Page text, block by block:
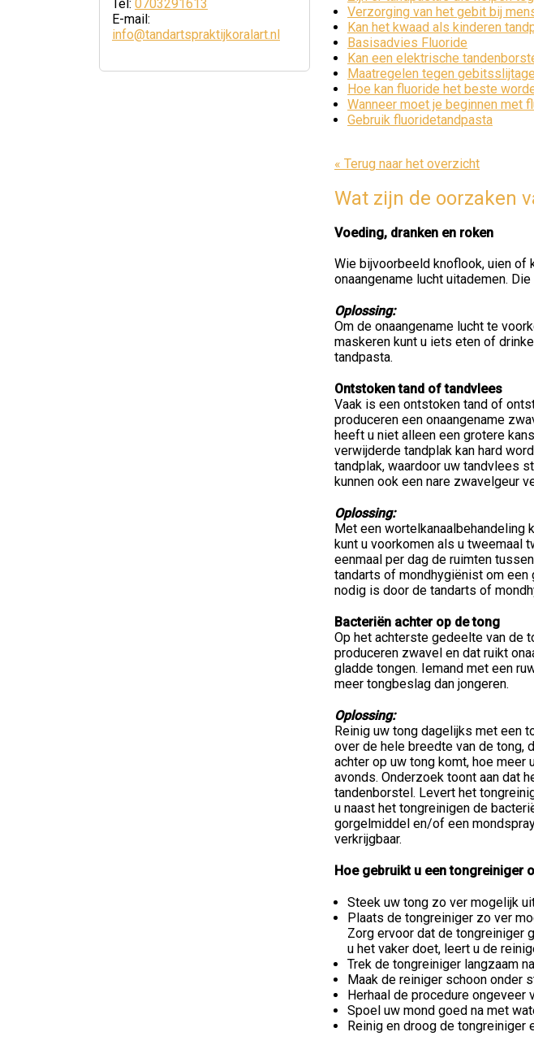
Verzorging van het gebit bij
Kan het kwaad als kinderen
Basisadvies Fluoride
Kan een elektrische
Maatregelen tegen gebitsslijtage
Hoe kan fluoride het beste
Wanneer moet je beginnen met
Gebruik fluoridetandpasta
« Terug naar het overzicht
Wat zijn de oorzaken
Voeding, dranken en roken
Wie bijvoorbeeld knoflook, uien of
onaangename lucht uitademen.
Oplossing:
Om de onaangename lucht te
maskeren kunt u iets eten of
tandpasta.
Ontstoken tand of tandvlees
Vaak is een ontstoken tand of
produceren een onaangename
heeft u niet alleen een grotere
verwijderde tandplak kan hard
tandplak, waardoor uw tandvlees
kunnen ook een nare zwavelgeur
Oplossing:
Met een wortelkanaalbehandeling
kunt u voorkomen als u tweemaal
eenmaal per dag de ruimten
tandarts of mondhygiënist om
nodig is door de tandarts of
Bacteriën achter op de tong
Op het achterste gedeelte van de
produceren zwavel en dat ruikt
gladde tongen. Iemand met een
meer tongbeslag dan jongeren.
Oplossing:
Reinig uw tong dagelijks met een
over de hele breedte van de tong,
achter op uw tong komt, hoe meer
avonds. Onderzoek toont aan dat
tandenborstel. Levert het
u naast het tongreinigen de
gorgelmiddel en/of een
verkrijgbaar.
Hoe gebruikt u een tongreiniger
Steek uw tong zo ver mogelijk
Plaats de tongreiniger zo ver
Zorg ervoor dat de tongreiniger
u het vaker doet, leert u de
Trek de tongreiniger langzaam
Maak de reiniger schoon onder
Herhaal de procedure ongeveer
Spoel uw mond goed na met
Reinig en droog de tongreiniger
Tel: 0703291613
E-mail:
info@tandartspraktijkoralart.nl